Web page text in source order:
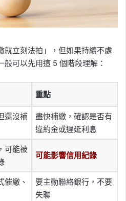
就立刻法拍」，但如果持續不處
可以先用這 5 個階段理解：
重點
還沒補
盡快補繳，確認是否有
違約金或遲延利息
可能被
可能影響信用紀錄
催繳、
要主動聯絡銀行，不要
失聯